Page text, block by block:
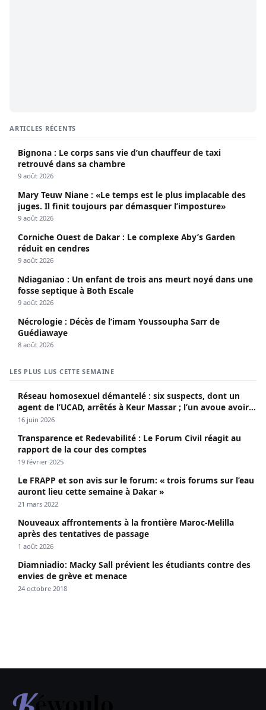
ARTICLES RÉCENTS
Bignona : Le corps sans vie d’un chauffeur de taxi
retrouvé dans sa chambre
9 août 2026
Mary Teuw Niane : «Le temps est le plus implacable des
juges. Il finit toujours par démasquer l’imposture»
9 août 2026
Corniche Ouest de Dakar : Le complexe Aby’s Garden
réduit en cendres
9 août 2026
Ndiaganiao : Un enfant de trois ans meurt noyé dans une
fosse septique à Both Escale
9 août 2026
Nécrologie : Décès de l’imam Youssoupha Sarr de
Guédiawaye
8 août 2026
LES PLUS LUS CETTE SEMAINE
Réseau homosexuel démantelé : six suspects, dont un
agent de l’UCAD, arrêtés à Keur Massar ; l’un avoue avoir
propagé le VIH depuis 2018
16 juin 2026
Transparence et Redevabilité : Le Forum Civil réagit au
rapport de la cour des comptes
19 février 2025
Le FRAPP et son avis sur le forum: « trois forums sur l’eau
auront lieu cette semaine à Dakar »
21 mars 2022
Nouveaux affrontements à la frontière Maroc-Melilla
après des tentatives de passage
1 août 2026
Diamniadio: Macky Sall prévient les étudiants contre des
envies de grève et menace
24 octobre 2018